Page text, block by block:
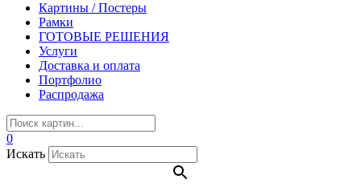
Картины / Постеры
Рамки
ГОТОВЫЕ РЕШЕНИЯ
Услуги
Доставка и оплата
Портфолио
Распродажа
0
Искать